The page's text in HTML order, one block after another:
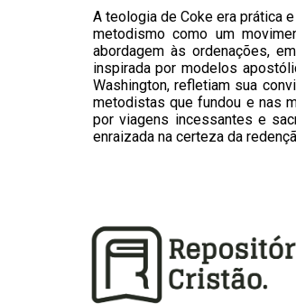
A teologia de Coke era prática
metodismo como um
abordagem às ordenações,
inspirada por modelos
Washington, refletiam sua
metodistas que fundou e nas
por viagens incessantes e
enraizada na certeza da